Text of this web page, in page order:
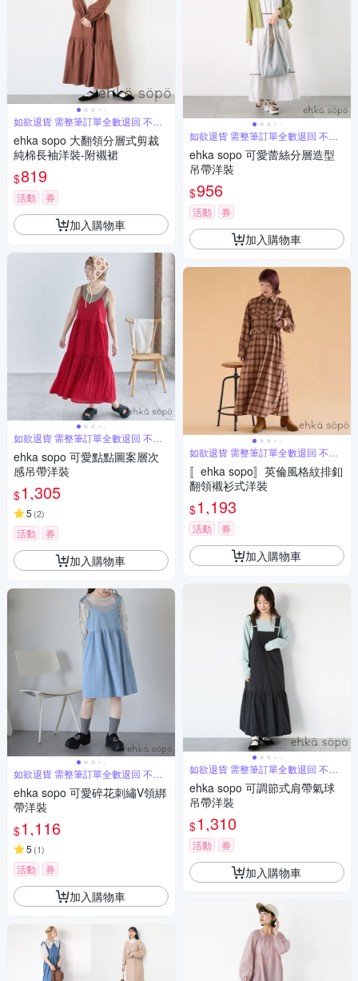
如欲退貨 需整筆訂單全數退回 不能
單退
ehka sopo 大翻領分層式剪裁
純棉長袖洋裝-附襯裙
$819
活動 券
加入購物車
如欲退貨 需整筆訂單全數退回 不能
單退
ehka sopo 可愛點點圖案層次
感吊帶洋裝
$1,305
5 (2)
活動 券
加入購物車
如欲退貨 需整筆訂單全數退回 不能
單退
ehka sopo 可愛碎花刺繡V領綁
帶洋裝
$1,116
5 (1)
活動 券
加入購物車
如欲退貨 需整筆訂單全數退回 不能
單退
ehka sopo 可愛蕾絲分層造型
吊帶洋裝
$956
活動 券
加入購物車
如欲退貨 需整筆訂單全數退回 不能
單退
〚ehka sopo〛英倫風格紋排釦
翻領襯衫式洋裝
$1,193
活動 券
加入購物車
如欲退貨 需整筆訂單全數退回 不能
單退
ehka sopo 可調節式肩帶氣球
吊帶洋裝
$1,310
活動 券
加入購物車